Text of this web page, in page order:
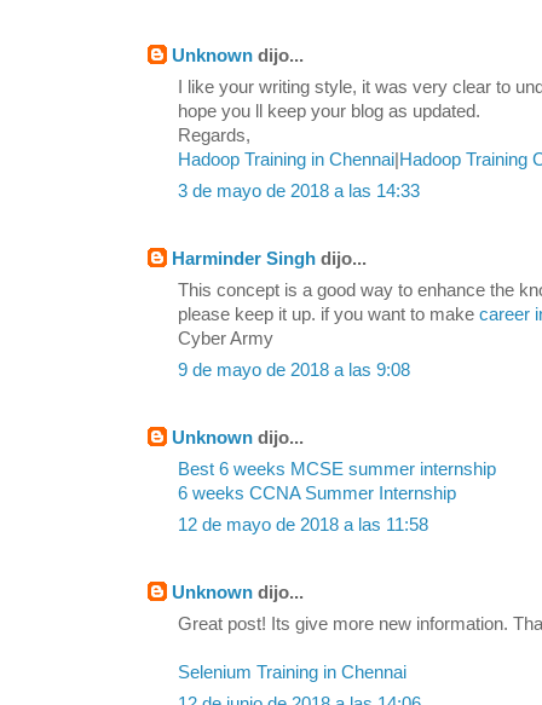
Unknown dijo...
I like your writing style, it was very clear to
hope you ll keep your blog as updated.
Regards,
Hadoop Training in Chennai Hadoop Training
3 de mayo de 2018 a las 14:33
Harminder Singh dijo...
This concept is a good way to enhance the
please keep it up. if you want to make career
Cyber Army
9 de mayo de 2018 a las 9:08
Unknown dijo...
Best 6 weeks MCSE summer internship
6 weeks CCNA Summer Internship
12 de mayo de 2018 a las 11:58
Unknown dijo...
Great post! Its give more new information.
Selenium Training in Chennai